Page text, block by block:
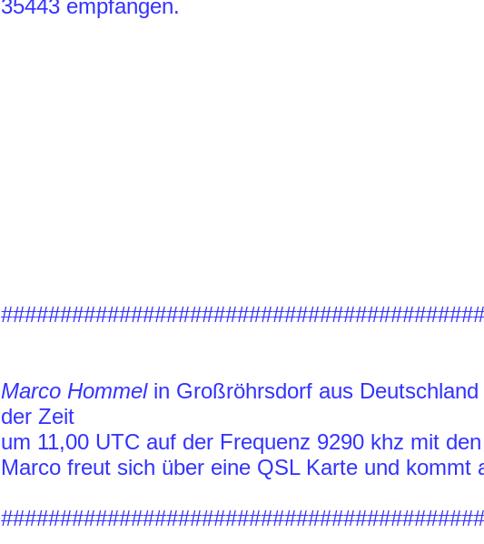
35443 empfangen.
Marco Hommelin Großröhrsdorf aus
der Zeit
um 11,00 UTC auf der Frequenz 9290 khz mit
Marco freut sich über eine QSL Karte und kommt